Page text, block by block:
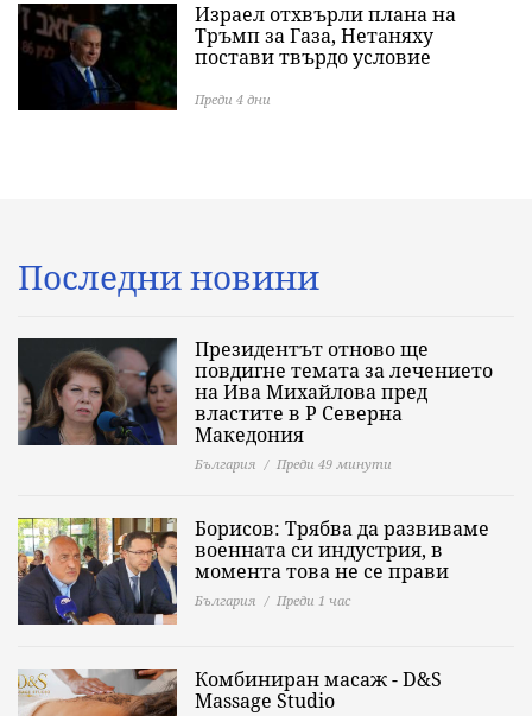
Израел отхвърли плана на
Тръмп за Газа, Нетаняху
постави твърдо условие
Преди 4 дни
Последни новини
Президентът отново ще
повдигне темата за лечението
на Ива Михайлова пред
властите в Р Северна
Македония
България Преди 49 минути
Борисов: Трябва да развиваме
военната си индустрия, в
момента това не се прави
България Преди 1 час
Комбиниран масаж - D&S
Massage Studio